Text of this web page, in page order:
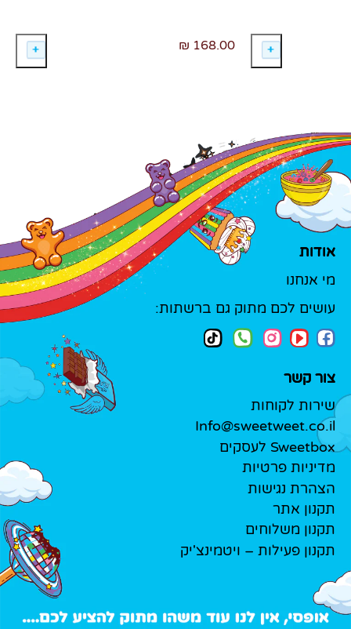
168.00 ₪
אודות
מי אנחנו
עושים לכם מתוק גם ברשתות:
צור קשר
שירות לקוחות
Info@sweetweet.co.il
Sweetbox לעסקים
מדיניות פרטיות
הצהרת נגישות
תקנון אתר
תקנון משלוחים
תקנון פעילות – ויטמינצ'יק